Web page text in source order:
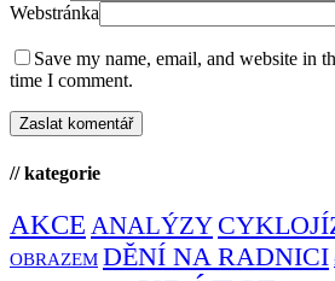
Webstránka
Save my name, email, and website in
time I comment.
// kategorie
AKCE ANALÝZY
OBRAZEM DĚNÍ NA RADNICI